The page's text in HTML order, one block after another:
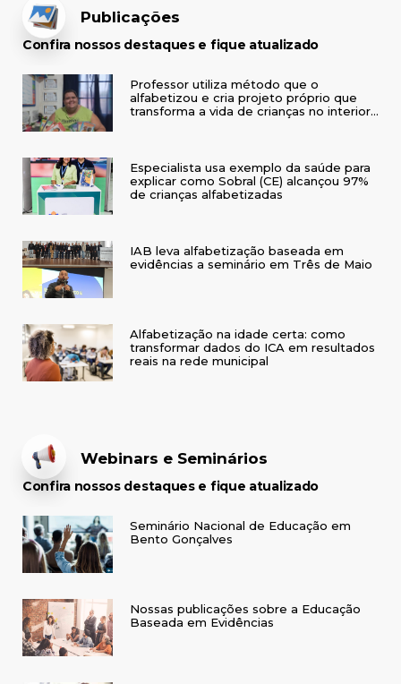
Publicações
Confira nossos destaques e fique atualizado
Professor utiliza método que o
alfabetizou e cria projeto próprio que
transforma a vida de crianças no interior
Especialista usa exemplo da saúde para
explicar como Sobral (CE) alcançou 97%
de crianças alfabetizadas
IAB leva alfabetização baseada em
evidências a seminário em Três de Maio
Alfabetização na idade certa: como
transformar dados do ICA em resultados
reais na rede municipal
Webinars e Seminários
Confira nossos destaques e fique atualizado
Seminário Nacional de Educação em
Bento Gonçalves
Nossas publicações sobre a Educação
Baseada em Evidências